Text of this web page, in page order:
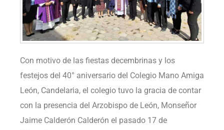
Con motivo de las fiestas decembrinas y los
festejos del 40° aniversario del Colegio Mano Amiga
León, Candelaria, el colegio tuvo la gracia de contar
con la presencia del Arzobispo de León, Monseñor
Jaime Calderón Calderón el pasado 17 de